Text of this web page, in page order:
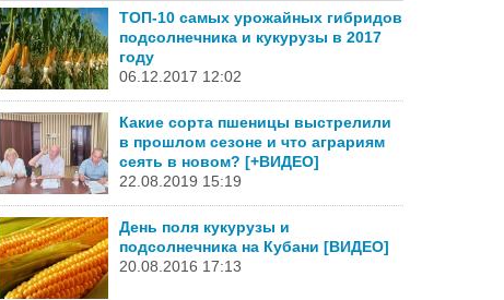
ТОП-10 самых урожайных гибридов
подсолнечника и кукурузы в 2017
году
06.12.2017 12:02
Какие сорта пшеницы выстрелили
в прошлом сезоне и что аграриям
сеять в новом? [+ВИДЕО]
22.08.2019 15:19
День поля кукурузы и
подсолнечника на Кубани [ВИДЕО]
20.08.2016 17:13